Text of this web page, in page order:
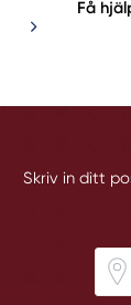
Få
Skriv in ditt